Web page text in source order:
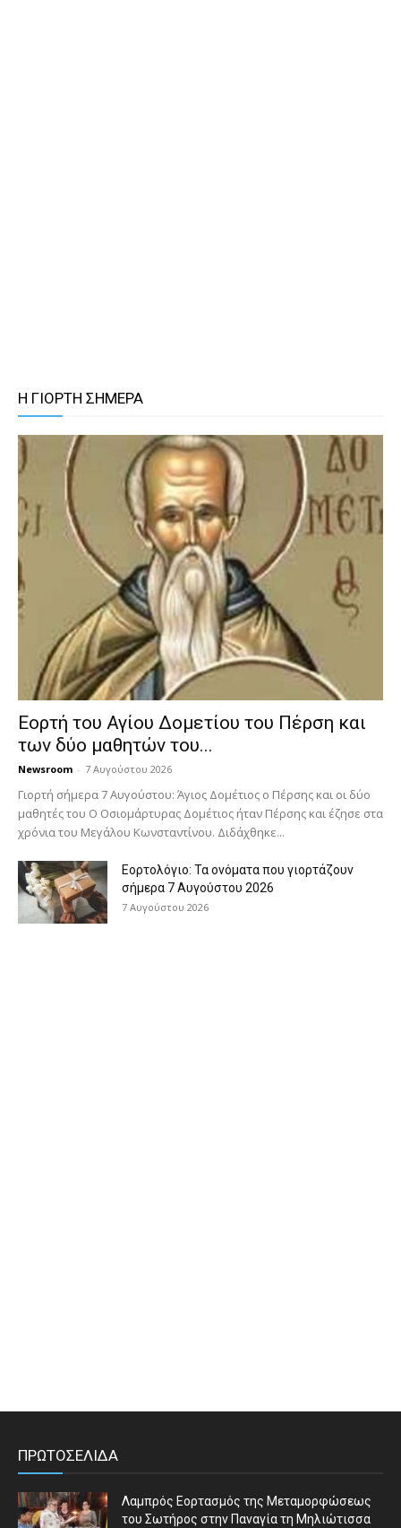
Η ΓΙΟΡΤΗ ΣΗΜΕΡΑ
Εορτή του Αγίου Δομετίου του Πέρση και
των δύο μαθητών του...
Newsroom - 7 Αυγούστου 2026
Γιορτή σήμερα 7 Αυγούστου: Άγιος Δομέτιος ο Πέρσης και οι δύο
μαθητές του Ο Oσιομάρτυρας Δομέτιος ήταν Πέρσης και έζησε στα
χρόνια του Μεγάλου Κωνσταντίνου. Διδάχθηκε...
Εορτολόγιο: Τα ονόματα που γιορτάζουν
σήμερα 7 Αυγούστου 2026
7 Αυγούστου 2026
ΠΡΩΤΟΣΕΛΙΔΑ
Λαμπρός Εορτασμός της Μεταμορφώσεως
του Σωτήρος στην Παναγία τη Μηλιώτισσα